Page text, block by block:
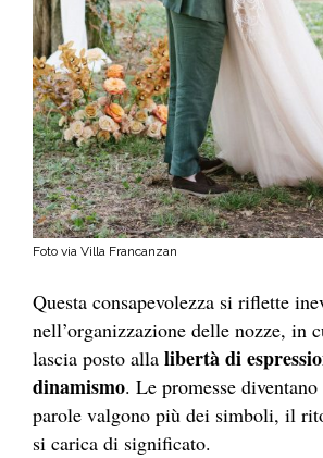
Foto via Villa Francanzan
Questa consapevolezza si riflette
nell’organizzazione delle nozze, in
lascia posto alla libertà di
dinamismo. Le promesse
parole valgono più dei simboli, il
si carica di significato.